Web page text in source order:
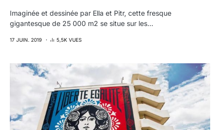
Imaginée et dessinée par Ella et Pitr, cette fresque
gigantesque de 25 000 m2 se situe sur les…
17 JUIN. 2019 5,5K VUES